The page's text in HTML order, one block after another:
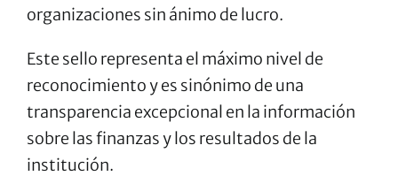
organizaciones sin ánimo de lucro.
Este sello representa el máximo nivel de
reconocimiento y es sinónimo de una
transparencia excepcional en la información
sobre las finanzas y los resultados de la
institución.